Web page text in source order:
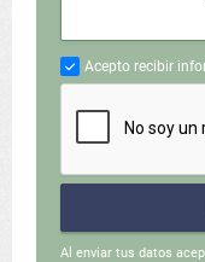
Acepto recibir
Al enviar tus datos